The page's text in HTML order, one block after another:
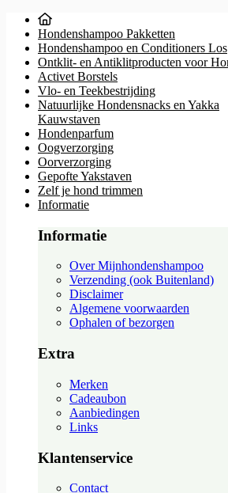
Hondenshampoo Pakketten
Hondenshampoo en Conditioners Los
Ontklit- en Antiklitproducten voor
Activet Borstels
Vlo- en Teekbestrijding
Natuurlijke Hondensnacks en Yakka
Kauwstaven
Hondenparfum
Oogverzorging
Oorverzorging
Gepofte Yakstaven
Zelf je hond trimmen
Informatie
Informatie
Over Mijnhondenshampoo
Verzending (ook Buitenland)
Disclaimer
Algemene voorwaarden
Ophalen of bezorgen
Extra
Merken
Cadeaubon
Aanbiedingen
Links
Klantenservice
Contact